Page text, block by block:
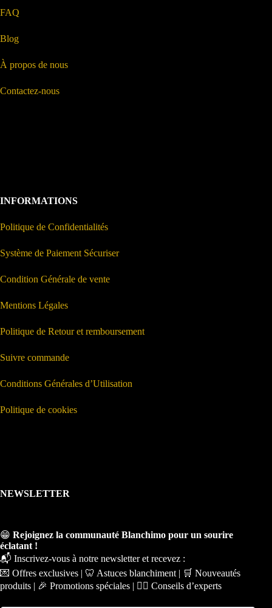
FAQ
Blog
À propos de nous
Contactez-nous
INFORMATIONS
Politique de Confidentialités
Système de Paiement Sécuriser
Condition Générale de vente
Mentions Légales
Politique de Retour et remboursement
Suivre commande
Conditions Générales d’Utilisation
Politique de cookies
NEWSLETTER
😁 Rejoignez la communauté Blanchimo pour un sourire
éclatant !
📬 Inscrivez-vous à notre newsletter et recevez :
💌 Offres exclusives | 🦷 Astuces blanchiment | 🛒 Nouveautés
produits | 🎉 Promotions spéciales | 🧑‍⚕️ Conseils d’experts